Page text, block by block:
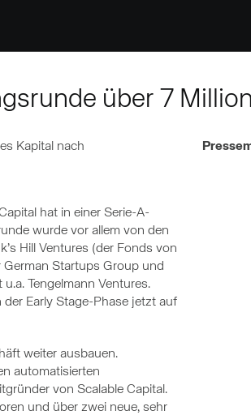
über 7
Kapital nach
hat in einer Serie-A-
wurde vor allem von den
Hill Ventures (der Fonds von
German Startups Group und
Tengelmann Ventures.
Early Stage-Phase jetzt auf
weiter ausbauen.
automatisierten
von Scalable Capital.
und über zwei neue, sehr